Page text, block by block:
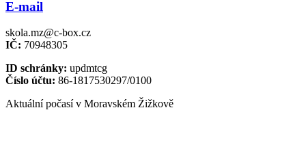
E-mail
skola.mz@c-box.cz
IČ: 70948305
ID schránky: updmtcg
Číslo účtu: 86-1817530297/0100
Aktuální počasí v Moravském Žižkově